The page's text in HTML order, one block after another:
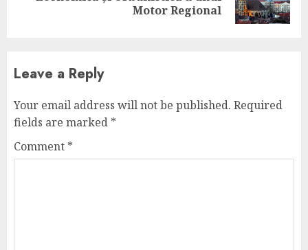
Motor Regional
Leave a Reply
Your email address will not be published. Required
fields are marked *
Comment *